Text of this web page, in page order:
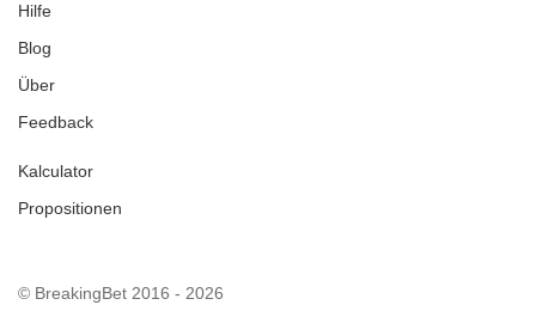
Hilfe
Blog
Über
Feedback
Kalculator
Propositionen
© BreakingBet 2016 - 2026